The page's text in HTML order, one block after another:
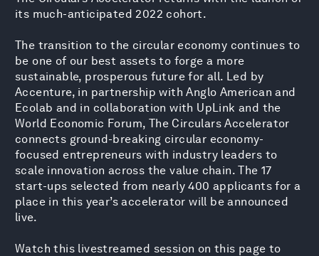
its much-anticipated 2022 cohort.
The transition to the circular economy continues to
be one of our best assets to forge a more
sustainable, prosperous future for all. Led by
Accenture, in partnership with Anglo American and
Ecolab and in collaboration with UpLink and the
World Economic Forum, The Circulars Accelerator
connects ground-breaking circular economy-
focused entrepreneurs with industry leaders to
scale innovation across the value chain. The 17
start-ups selected from nearly 400 applicants for a
place in this year’s accelerator will be announced
live.
Watch this livestreamed session on this page to